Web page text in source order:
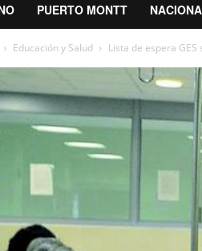
PUERTO MONTT
Educación y Salud Lista de espera